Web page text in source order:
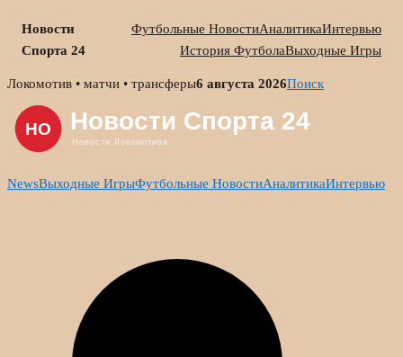
Новости
Спорта 24
Футбольные НовостиАналитикаИнтервью
История ФутболаВыходные Игры
Skip
content
Локомотив • матчи • трансферы6 августа 2026Поиск
NewsВыходные ИгрыФутбольные НовостиАналитикаИнтервью